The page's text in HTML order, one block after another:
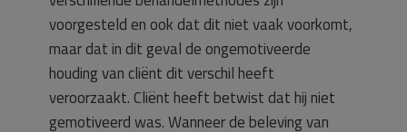
voorgesteld en ook dat dit niet vaak voorkomt,
maar dat in dit geval de ongemotiveerde
houding van cliënt dit verschil heeft
veroorzaakt. Cliënt heeft betwist dat hij niet
gemotiveerd was. Wanneer de beleving van